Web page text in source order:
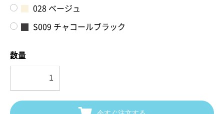
028 ベージュ
S009 チャコールブラック
数量